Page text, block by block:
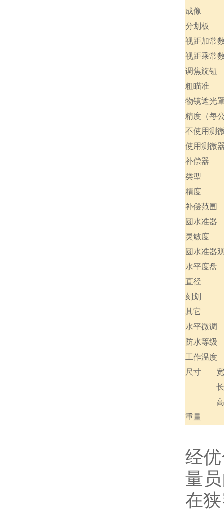
成像
分划板
视距加常
视距乘常
调焦旋钮
粗瞄准
物镜遮光
精度（每
不使用测
使用测微
补偿器
类型
精度
补偿范围
圆水准器
灵敏度
圆水准器
水平度盘
直径
刻划
其它
水平微调
防水等级
工作温度
尺寸
重量
经
量
在